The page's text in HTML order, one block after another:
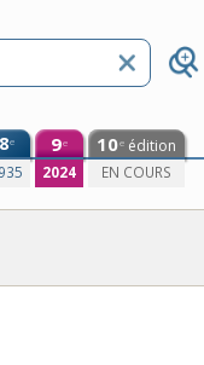
8e 9e
2024
10e édition
EN COURS